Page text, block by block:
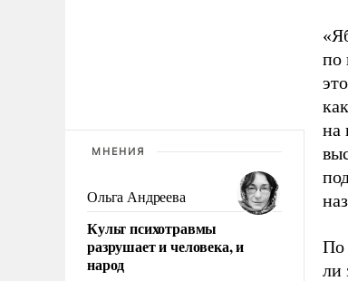
МНЕНИЯ
Ольга Андреева
Культ психотравмы
разрушает и человека, и
народ
по
на
По
ли